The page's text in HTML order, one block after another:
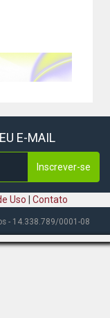
E-MAIL
Inscrever-se
Uso Contato
- 14.338.789/0001-08